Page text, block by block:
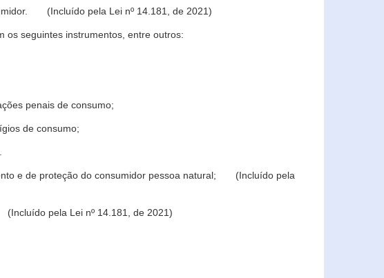
(Incluído pela Lei nº 14.181, de 2021)
os seguintes instrumentos, entre outros:
penais de consumo;
de consumo;
e de proteção do consumidor pessoa natural; (Incluído pela
pela Lei nº 14.181, de 2021)